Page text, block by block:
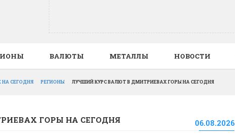
ВАЛЮТЫ МЕТАЛЛЫ НОВОСТИ
НА СЕГОДНЯ РЕГИОНЫ ЛУЧШИЙ КУРС ВАЛЮТ В ДМИТРИЕВАХ ГОРЫ НА СЕГОДНЯ
ГОРЫ НА СЕГОДНЯ 06.08.2026